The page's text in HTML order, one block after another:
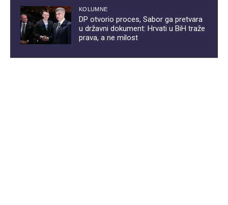
KOLUMNE
DP otvorio proces, Sabor ga pretvara
u državni dokument: Hrvati u BiH traže
prava, a ne milost